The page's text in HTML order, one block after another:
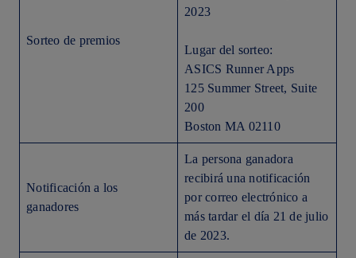
Sorteo de premios
2023
Lugar del sorteo:
ASICS Runner Apps
125 Summer Street, Suite
200
Boston MA 02110
Notificación a los
ganadores
La persona ganadora
recibirá una notificación
por correo electrónico a
más tardar el día 21 de julio
de 2023.